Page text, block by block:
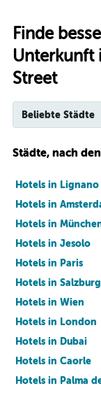
Finde
Unterkunft
Street
Beliebte Städte
Städte, nach
Hotels in Lignano
Hotels in
Hotels in
Hotels in Jesolo
Hotels in Paris
Hotels in Salzburg
Hotels in Wien
Hotels in London
Hotels in Dubai
Hotels in Caorle
Hotels in Palma